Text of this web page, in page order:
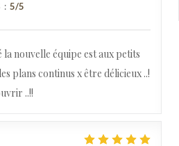
: 5/5
la nouvelle équipe est aux petits
plans continus x être délicieux ..!
..!!